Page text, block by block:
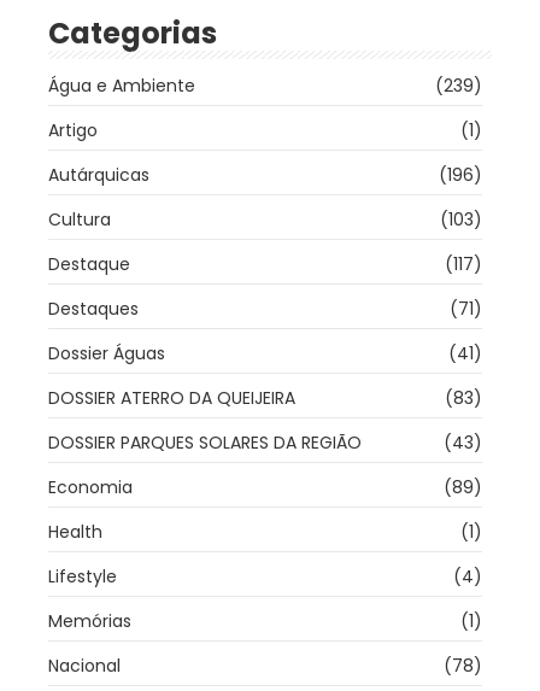
Categorias
Água e Ambiente
(239)
Artigo
(1)
Autárquicas
(196)
Cultura
(103)
Destaque
(117)
Destaques
(71)
Dossier Águas
(41)
DOSSIER ATERRO DA QUEIJEIRA
(83)
DOSSIER PARQUES SOLARES DA REGIÃO
(43)
Economia
(89)
Health
(1)
Lifestyle
(4)
Memórias
(1)
Nacional
(78)